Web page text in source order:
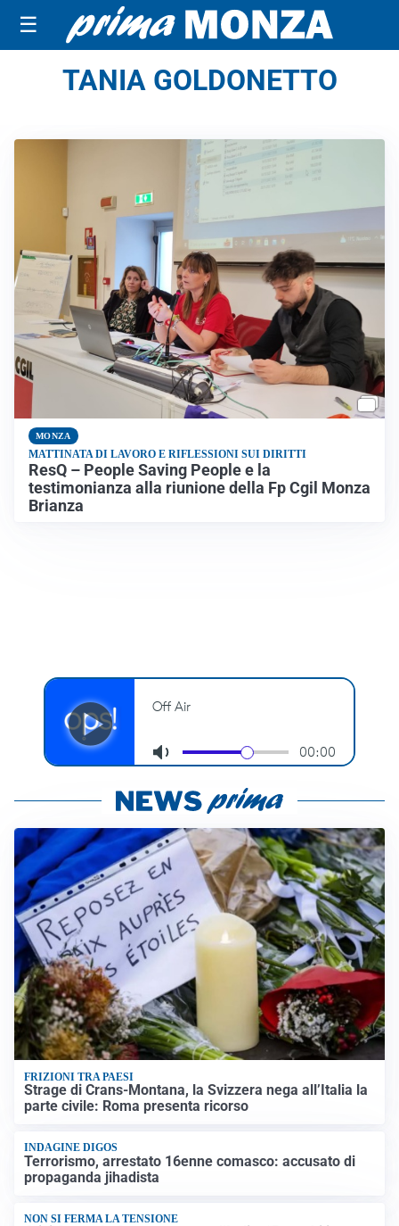
☰
TANIA GOLDONETTO
MONZA
MATTINATA DI LAVORO E RIFLESSIONI SUI DIRITTI
ResQ – People Saving People e la
testimonianza alla riunione della Fp Cgil Monza
Brianza
FRIZIONI TRA PAESI
Strage di Crans-Montana, la Svizzera nega all’Italia la
parte civile: Roma presenta ricorso
INDAGINE DIGOS
Terrorismo, arrestato 16enne comasco: accusato di
propaganda jihadista
NON SI FERMA LA TENSIONE